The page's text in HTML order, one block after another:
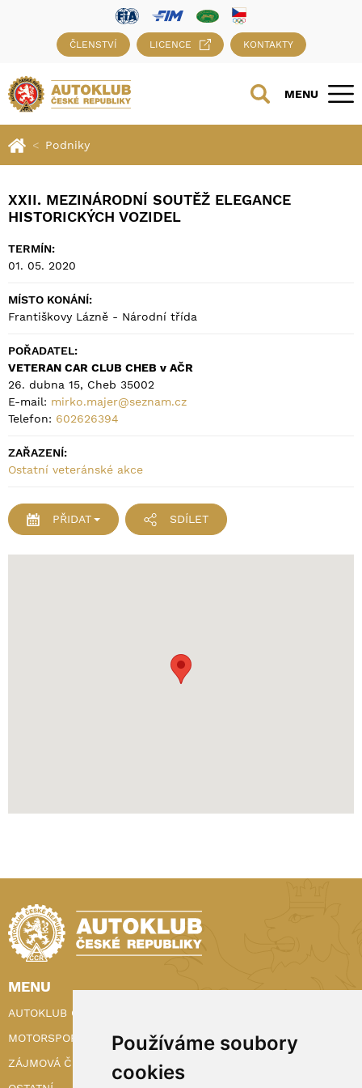
Používáme soubory
cookies
ČLENSTVÍ LICENCE KONTAKTY
MENU
Podniky
XXII. MEZINÁRODNÍ SOUTĚŽ ELEGANCE
HISTORICKÝCH VOZIDEL
TERMÍN:
01. 05. 2020
MÍSTO KONÁNÍ:
Františkovy Lázně - Národní třída
POŘADATEL:
VETERAN CAR CLUB CHEB v AČR
26. dubna 15, Cheb 35002
E-mail: mirko.majer@seznam.cz
Telefon: 602626394
ZAŘAZENÍ:
Ostatní veteránské akce
PŘIDAT SDÍLET
MENU
AUTOKLUB ČR
MOTORSPORT
ZÁJMOVÁ ČINNOST